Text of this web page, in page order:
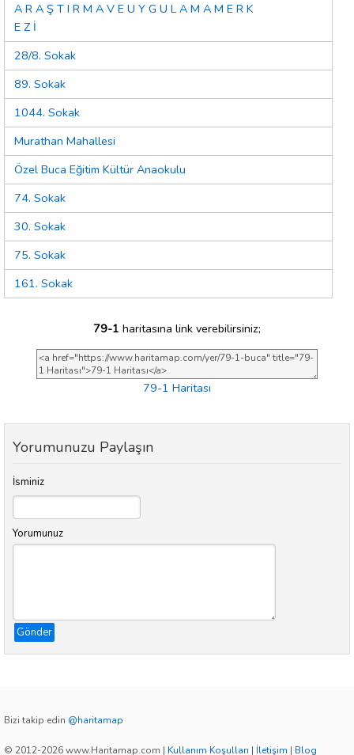
A R A Ş T I R M A V E U Y G U L A M A M E R K
E Z İ
28/8. Sokak
89. Sokak
1044. Sokak
Murathan Mahallesi
Özel Buca Eğitim Kültür Anaokulu
74. Sokak
30. Sokak
75. Sokak
161. Sokak
79-1 haritasına link verebilirsiniz;
79-1 Haritası
Yorumunuzu Paylaşın
İsminiz
Yorumunuz
Gönder
Bizi takip edin @haritamap
© 2012-2026 www.Haritamap.com | Kullanım Koşulları | İletişim | Blog